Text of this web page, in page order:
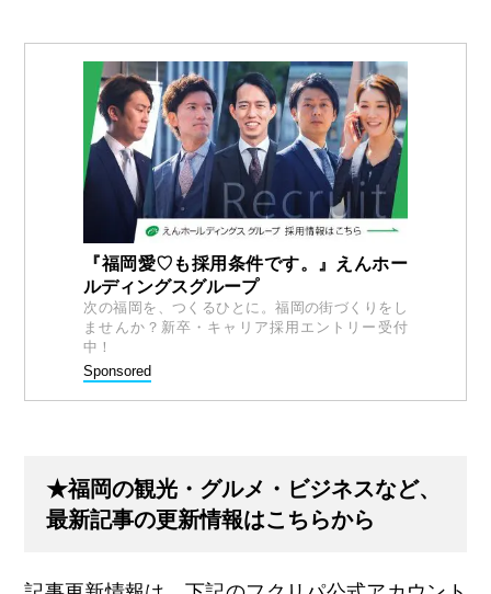
『福岡愛♡も採用条件です。』えんホー
ルディングスグループ
次の福岡を、つくるひとに。福岡の街づくりをし
ませんか？新卒・キャリア採用エントリー受付
中！
Sponsored
★福岡の観光・グルメ・ビジネスなど、
最新記事の更新情報はこちらから